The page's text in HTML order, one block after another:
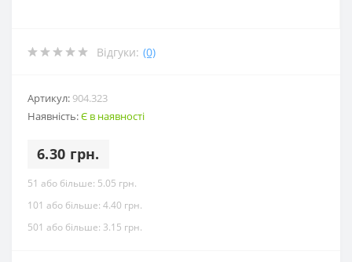
Відгуки: (0)
Артикул: 904.323
Наявність:Є в наявності
6.30 грн.
51 або більше: 5.05 грн.
101 або більше: 4.40 грн.
501 або більше: 3.15 грн.